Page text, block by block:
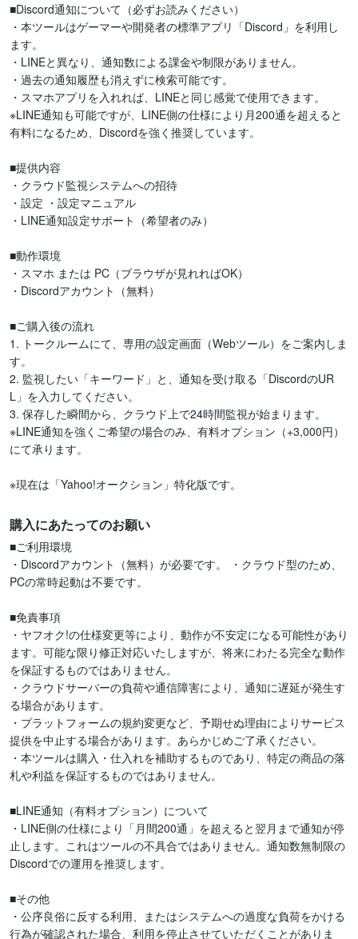
■Discord通知について（必ずお読みください）
・本ツールはゲーマーや開発者の標準アプリ「Discord」を利用し
ます。
・LINEと異なり、通知数による課金や制限がありません。
・過去の通知履歴も消えずに検索可能です。
・スマホアプリを入れれば、LINEと同じ感覚で使用できます。
※LINE通知も可能ですが、LINE側の仕様により月200通を超えると
有料になるため、Discordを強く推奨しています。
■提供内容
・クラウド監視システムへの招待
・設定 ・設定マニュアル
・LINE通知設定サポート（希望者のみ）
■動作環境
・スマホ または PC（ブラウザが見れればOK）
・Discordアカウント（無料）
■ご購入後の流れ
1. トークルームにて、専用の設定画面（Webツール）をご案内しま
す。
2. 監視したい「キーワード」と、通知を受け取る「DiscordのUR
L」を入力してください。
3. 保存した瞬間から、クラウド上で24時間監視が始まります。
※LINE通知を強くご希望の場合のみ、有料オプション（+3,000円）
にて承ります。
※現在は「Yahoo!オークション」特化版です。
購入にあたってのお願い
■ご利用環境
・Discordアカウント（無料）が必要です。 ・クラウド型のため、
PCの常時起動は不要です。
■免責事項
・ヤフオク!の仕様変更等により、動作が不安定になる可能性があり
ます。可能な限り修正対応いたしますが、将来にわたる完全な動作
を保証するものではありません。
・クラウドサーバーの負荷や通信障害により、通知に遅延が発生す
る場合があります。
・プラットフォームの規約変更など、予期せぬ理由によりサービス
提供を中止する場合があります。あらかじめご了承ください。
・本ツールは購入・仕入れを補助するものであり、特定の商品の落
札や利益を保証するものではありません。
■LINE通知（有料オプション）について
・LINE側の仕様により「月間200通」を超えると翌月まで通知が停
止します。これはツールの不具合ではありません。通知数無制限の
Discordでの運用を推奨します。
■その他
・公序良俗に反する利用、またはシステムへの過度な負荷をかける
行為が確認された場合、利用を停止させていただくことがありま